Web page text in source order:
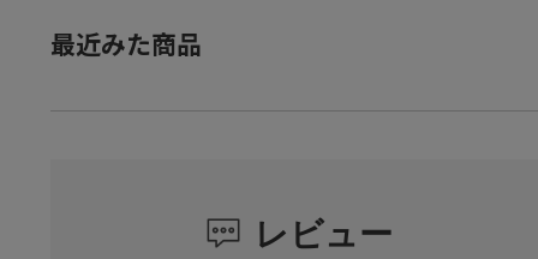
最近みた商品
レビュー